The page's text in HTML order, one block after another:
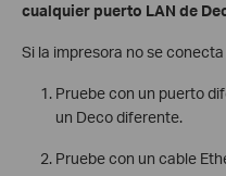
cualquier puerto LAN de
Si la impresora no se
Pruebe con un puerto
un Deco diferente.
Pruebe con un cable